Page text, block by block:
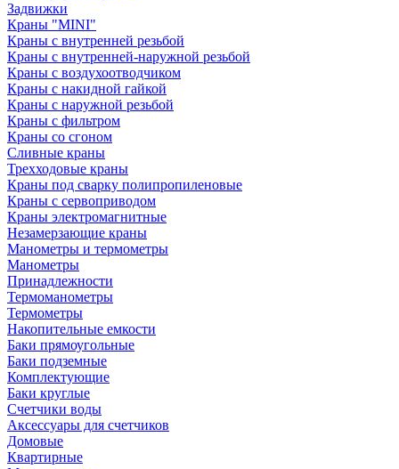
Задвижки
Краны "MINI"
Краны с внутренней резьбой
Краны с внутренней-наружной резьбой
Краны с воздухоотводчиком
Краны с накидной гайкой
Краны с наружной резьбой
Краны с фильтром
Краны со сгоном
Сливные краны
Трехходовые краны
Краны под сварку полипропиленовые
Краны с сервоприводом
Краны электромагнитные
Незамерзающие краны
Манометры и термометры
Манометры
Принадлежности
Термоманометры
Термометры
Накопительные емкости
Баки прямоугольные
Баки подземные
Комплектующие
Баки круглые
Счетчики воды
Аксессуары для счетчиков
Домовые
Квартирные